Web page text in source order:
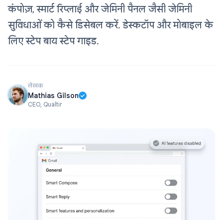
कंपोज़, स्मार्ट रिप्लाई और जेमिनी पैनल जैसी जेमिनी
सुविधाओं को कैसे डिसेबल करें. डेस्कटॉप और मोबाइल के
लिए स्टेप बाय स्टेप गाइड.
लेखक
Mathias Gilson
CEO, Qualtir